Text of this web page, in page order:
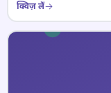
क्विज़ लें